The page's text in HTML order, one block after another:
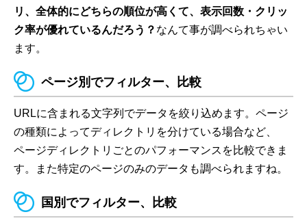
リ、全体的にどちらの順位が高くて、表示回数・クリッ
ク率が優れているんだろう？ なんて事が調べられちゃい
ます。
ページ別でフィルター、比較
URLに含まれる文字列でデータを絞り込めます。ページ
の種類によってディレクトリを分けている場合など、
ページディレクトリごとのパフォーマンスを比較できま
す。また特定のページのみのデータも調べられますね。
国別でフィルター、比較